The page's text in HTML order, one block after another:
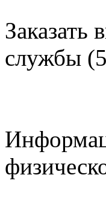
Заказать
службы